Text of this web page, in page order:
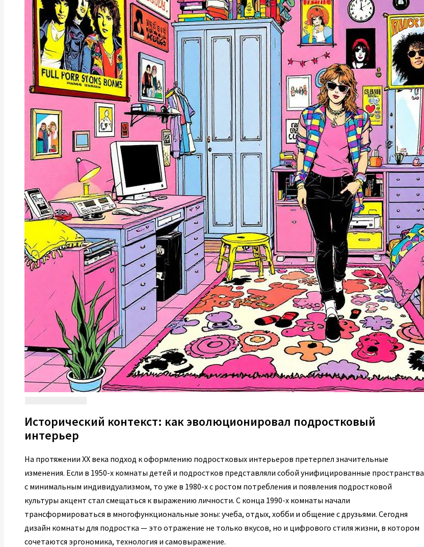
Исторический контекст: как эволюционировал подростковый
интерьер
На протяжении XX века подход к оформлению подростковых интерьеров претерпел значительные
изменения. Если в 1950-х комнаты детей и подростков представляли собой унифицированные пространства
с минимальным индивидуализмом, то уже в 1980-х с ростом потребления и появления подростковой
культуры акцент стал смещаться к выражению личности. С конца 1990-х комнаты начали
трансформироваться в многофункциональные зоны: учеба, отдых, хобби и общение с друзьями. Сегодня
дизайн комнаты для подростка — это отражение не только вкусов, но и цифрового стиля жизни, в котором
сочетаются эргономика, технология и самовыражение.